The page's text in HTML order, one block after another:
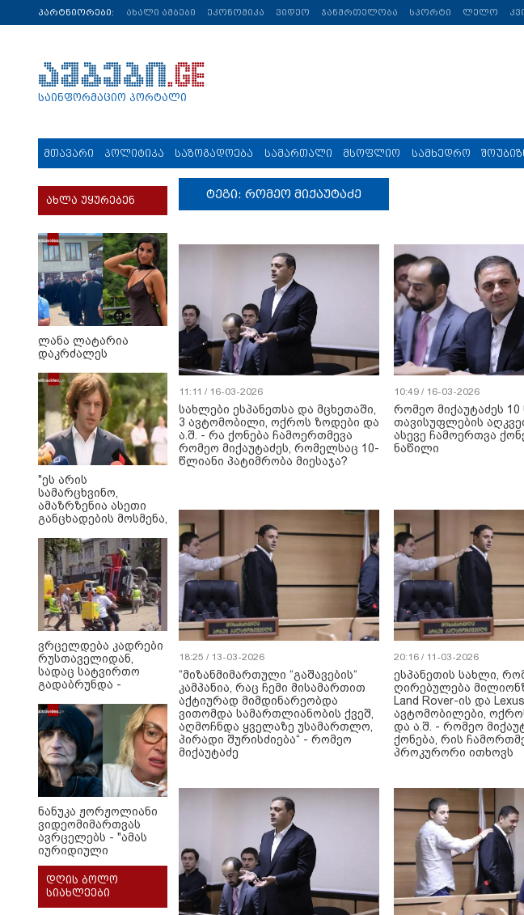
პარტნიორები: ახალი ამბები ეკონომიკა ვიდეო ჯანმრთელობა სპორტი ლელო
საინფორმაციო პორტალი
მთავარი პოლიტიკა საზოგადოება სამართალი მსოფლიო სამხედრო
ტეგი: რომეო მიქაუტაძე
11:11 / 16-03-2026
სახლები ესპანეთსა და მცხეთაში,
3 ავტომობილი, ოქროს ზოდები და
ა.შ. - რა ქონება ჩამოერთმევა
რომეო მიქაუტაძეს, რომელსაც 10-
წლიანი პატიმრობა მიესაჯა?
10:49 / 16-03-2026
რომეო მიქაუტაძეს
თავისუფლების
ასევე ჩამოერთვა
ნაწილი
18:25 / 13-03-2026
“მიზანმიმართული “გაშავების“
კამპანია, რაც ჩემი მისამართით
აქტიურად მიმდინარეობდა
ვითომდა სამართლიანობის ქვეშ,
აღმოჩნდა ყველაზე უსამართლო,
პირადი შურისძიება“ - რომეო
მიქაუტაძე
20:16 / 11-03-2026
ესპანეთის სახლი,
ღირებულება
Land Rover-ის და
ავტომობილები,
და ა.შ. - რომეო
ქონება, რის
პროკურორი ითხოვს
ახლა უყურებენ
ლანა ლატარია
დაკრძალეს
"ეს არის
სამარცხვინო,
ამაზრზენია ასეთი
განცხადების მოსმენა,
სჭირდება
საზოგადოების
სათანადო რეაქცია" -
ირაკლი კობახიძე
ვრცელდება კადრები
რუსთაველიდან,
სადაც სატვირთო
გადაბრუნდა -
მცირეწლოვანიც
იმყოფებოდა
ნანუკა ჟორჟოლიანი
ვიდეომიმართვას
ავრცელებს - "ამას
იურიდიული
ფაკულტეტის 1-ელი
კურსის სტუდენტიც
იკითხავს"
დღის ბოლო
სიახლეები